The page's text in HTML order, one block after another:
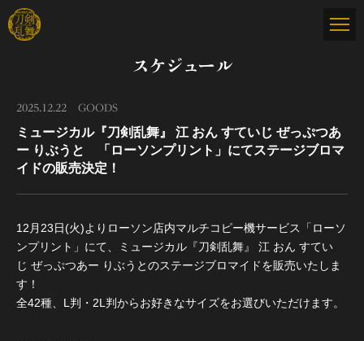
スケジュール
2025.12.22 GOODS
ミュージカル『刀剣乱舞』 江 おん すていじ ぜっぷつあ
ー りぶうと 「ローソンプリント」にてステージブロマ
イドの販売決定！
12月23日(火)よりローソン店内マルチコピー機サービス「ローソ
ンプリント」にて、ミュージカル『刀剣乱舞』 江 おん すてい
じ ぜっぷつあー りぶうとのステージブロマイドを販売いたしま
す！
全42種、L判・2L判からお好きなサイズをお選びいただけます。